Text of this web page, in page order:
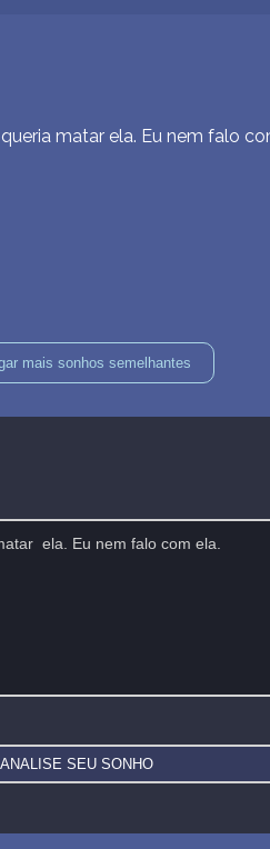
matar ela. Eu nem falo
mais sonhos semelhantes